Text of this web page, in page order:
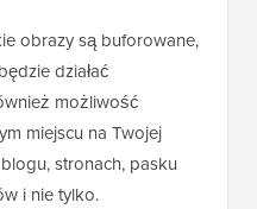
obrazy są buforowane,
działać
możliwość
miejscu na Twojej
stronach, pasku
i nie tylko.